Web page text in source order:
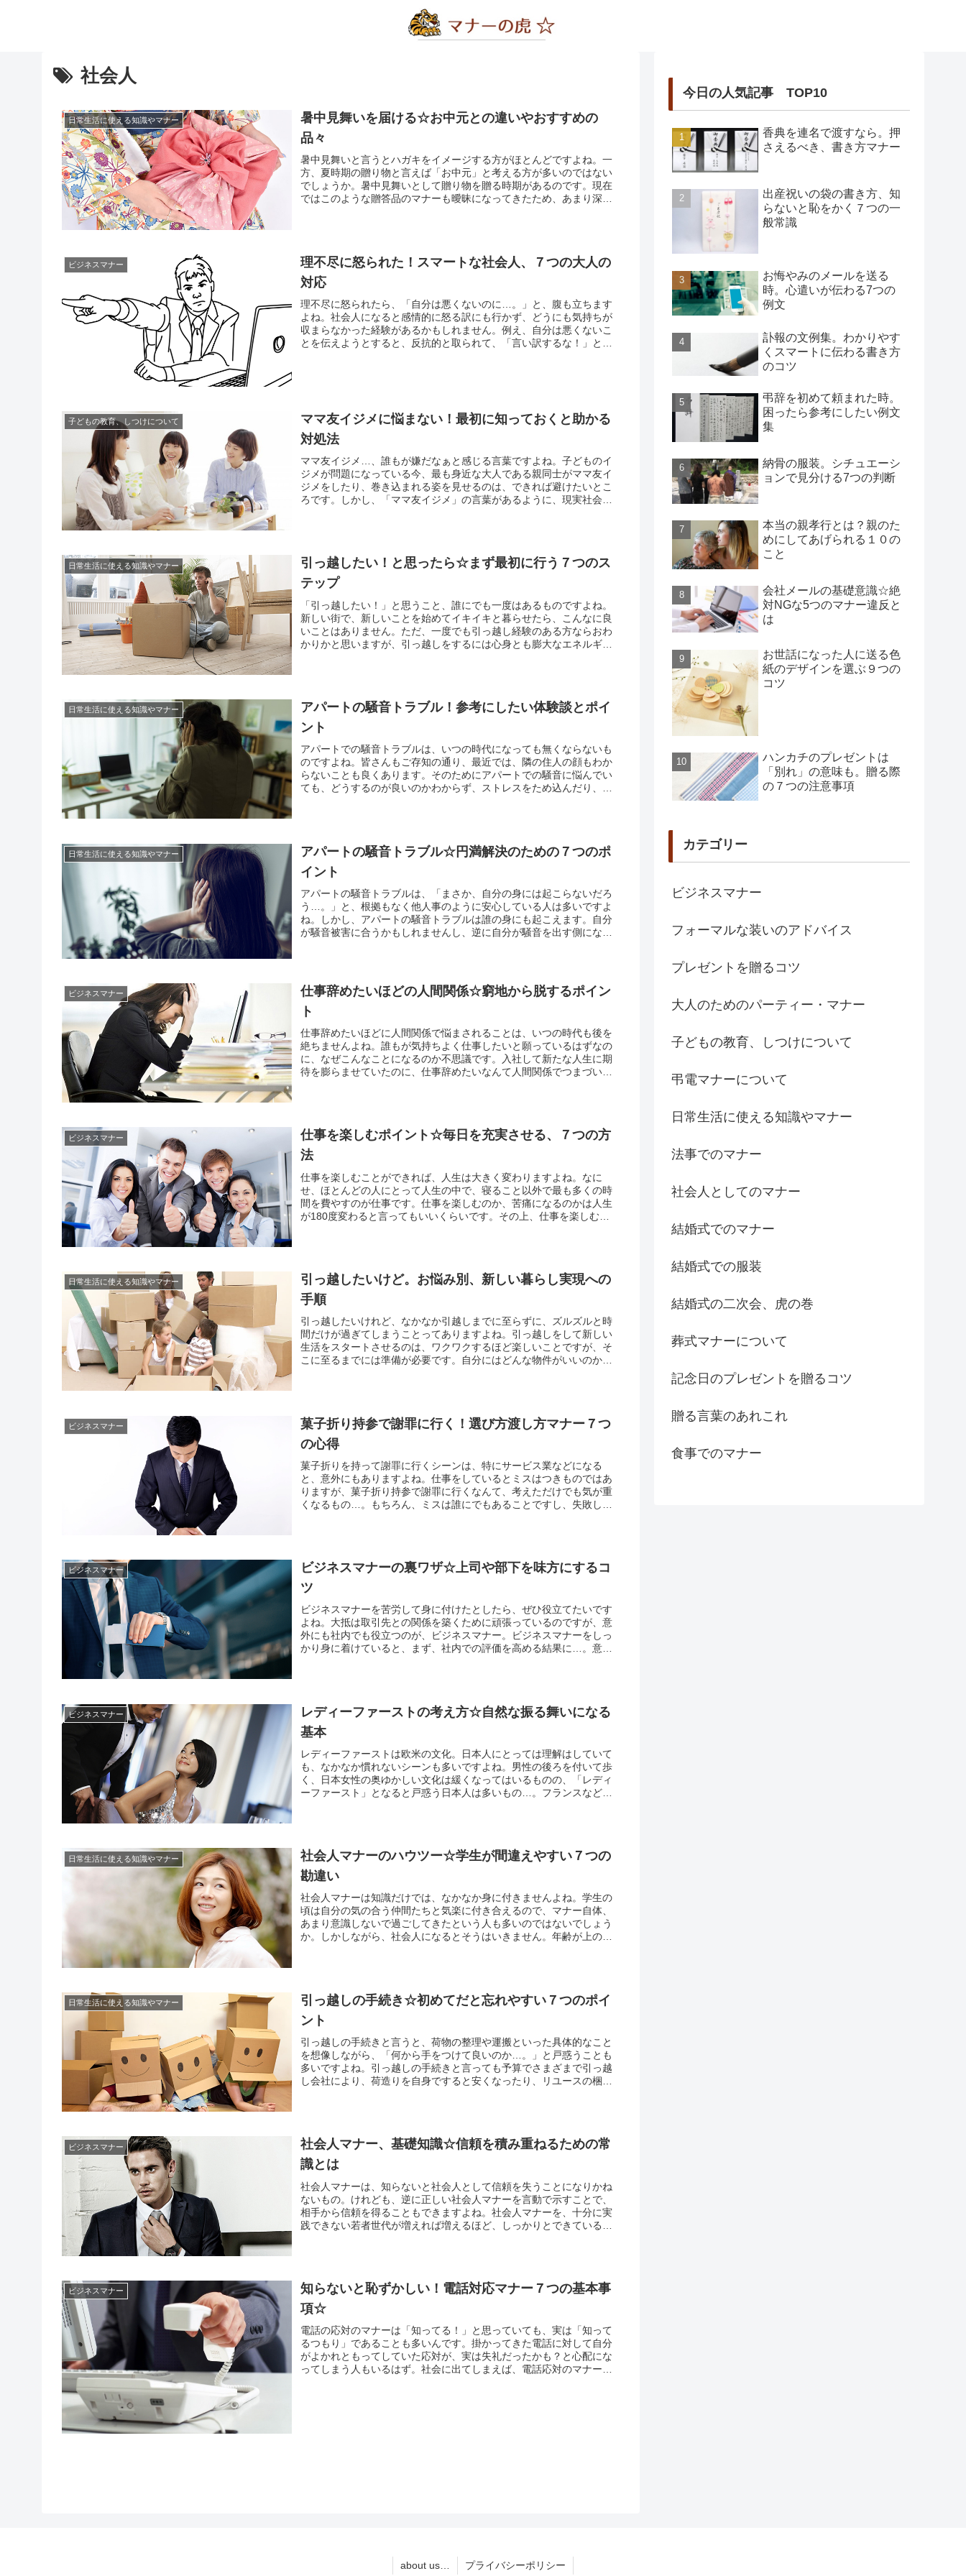
社会人
日常生活に使える知識やマナー
暑中見舞いを届ける☆お中元との違いやおすすめの
品々
暑中見舞いと言うとハガキをイメージする方がほとんどですよね。一
方、夏時期の贈り物と言えば「お中元」と考える方が多いのではない
でしょうか。暑中見舞いとして贈り物を贈る時期があるのです。現在
ではこのような贈答品のマナーも曖昧になってきたため、あまり深く
ビジネスマナー
理不尽に怒られた！スマートな社会人、７つの大人の
対応
理不尽に怒られたら、「自分は悪くないのに…。」と、腹も立ちます
よね。社会人になると感情的に怒る訳にも行かず、どうにも気持ちが
収まらなかった経験があるかもしれません。例え、自分は悪くないこ
とを伝えようとすると、反抗的と取られて、「言い訳するな！」とさ
子どもの教育、しつけについて
ママ友イジメに悩まない！最初に知っておくと助かる
対処法
ママ友イジメ…、誰もが嫌だなぁと感じる言葉ですよね。子どものイ
ジメが問題になっている今、最も身近な大人である親同士がママ友イ
ジメをしたり、巻き込まれる姿を見せるのは、できれば避けたいとこ
ろです。しかし、「ママ友イジメ」の言葉があるように、現実社会で
日常生活に使える知識やマナー
引っ越したい！と思ったら☆まず最初に行う７つのス
テップ
「引っ越したい！」と思うこと、誰にでも一度はあるものですよね。
新しい街で、新しいことを始めてイキイキと暮らせたら、こんなに良
いことはありません。ただ、一度でも引っ越し経験のある方ならおわ
かりかと思いますが、引っ越しをするには心身とも膨大なエネルギー
日常生活に使える知識やマナー
アパートの騒音トラブル！参考にしたい体験談とポイ
ント
アパートでの騒音トラブルは、いつの時代になっても無くならないも
のですよね。皆さんもご存知の通り、最近では、隣の住人の顔もわか
らないことも良くあります。そのためにアパートでの騒音に悩んでい
ても、どうするのが良いのかわからず、ストレスをため込んだり、心
日常生活に使える知識やマナー
アパートの騒音トラブル☆円満解決のための７つのポ
イント
アパートの騒音トラブルは、「まさか、自分の身には起こらないだろ
う…。」と、根拠もなく他人事のように安心している人は多いですよ
ね。しかし、アパートの騒音トラブルは誰の身にも起こえます。自分
が騒音被害に合うかもしれませんし、逆に自分が騒音を出す側になっ
ビジネスマナー
仕事辞めたいほどの人間関係☆窮地から脱するポイン
ト
仕事辞めたいほどに人間関係で悩まされることは、いつの時代も後を
絶ちませんよね。誰もが気持ちよく仕事したいと願っているはずなの
に、なぜこんなことになるのか不思議です。入社して新たな人生に期
待を膨らませていたのに、仕事辞めたいなんて人間関係でつまづいて
ビジネスマナー
仕事を楽しむポイント☆毎日を充実させる、７つの方
法
仕事を楽しむことができれば、人生は大きく変わりますよね。なに
せ、ほとんどの人にとって人生の中で、寝ること以外で最も多くの時
間を費やすのが仕事です。仕事を楽しむのか、苦痛になるのかは人生
が180度変わると言ってもいいくらいです。その上、仕事を楽しむ人
日常生活に使える知識やマナー
引っ越したいけど。お悩み別、新しい暮らし実現への
手順
引っ越したいけれど、なかなか引越しまでに至らずに、ズルズルと時
間だけが過ぎてしまうことってありますよね。引っ越しをして新しい
生活をスタートさせるのは、ワクワクするほど楽しいことですが、そ
こに至るまでには準備が必要です。自分にはどんな物件がいいのかを
ビジネスマナー
菓子折り持参で謝罪に行く！選び方渡し方マナー７つ
の心得
菓子折りを持って謝罪に行くシーンは、特にサービス業などになる
と、意外にもありますよね。仕事をしているとミスはつきものではあ
りますが、菓子折り持参で謝罪に行くなんて、考えただけでも気が重
くなるもの…。もちろん、ミスは誰にでもあることですし、失敗して
ビジネスマナー
ビジネスマナーの裏ワザ☆上司や部下を味方にするコ
ツ
ビジネスマナーを苦労して身に付けたとしたら、ぜひ役立てたいです
よね。大抵は取引先との関係を築くために頑張っているのですが、意
外にも社内でも役立つのが、ビジネスマナー。ビジネスマナーをしっ
かり身に着けていると、まず、社内での評価を高める結果に…。意外
ビジネスマナー
レディーファーストの考え方☆自然な振る舞いになる
基本
レディーファーストは欧米の文化。日本人にとっては理解はしていて
も、なかなか慣れないシーンも多いですよね。男性の後ろを付いて歩
く、日本女性の奥ゆかしい文化は緩くなってはいるものの、「レディ
ーファースト」となると戸惑う日本人は多いもの…。フランスなどの
日常生活に使える知識やマナー
社会人マナーのハウツー☆学生が間違えやすい７つの
勘違い
社会人マナーは知識だけでは、なかなか身に付きませんよね。学生の
頃は自分の気の合う仲間たちと気楽に付き合えるので、マナー自体、
あまり意識しないで過ごしてきたという人も多いのではないでしょう
か。しかしながら、社会人になるとそうはいきません。年齢が上の人
日常生活に使える知識やマナー
引っ越しの手続き☆初めてだと忘れやすい７つのポイ
ント
引っ越しの手続きと言うと、荷物の整理や運搬といった具体的なこと
を想像しながら、「何から手をつけて良いのか…。」と戸惑うことも
多いですよね。引っ越しの手続きと言っても予算でさまざまで引っ越
し会社により、荷造りを自身ですると安くなったり、リユースの梱包
ビジネスマナー
社会人マナー、基礎知識☆信頼を積み重ねるための常
識とは
社会人マナーは、知らないと社会人として信頼を失うことになりかね
ないもの。けれども、逆に正しい社会人マナーを言動で示すことで、
相手から信頼を得ることもできますよね。社会人マナーを、十分に実
践できない若者世代が増えれば増えるほど、しっかりとできている人
ビジネスマナー
知らないと恥ずかしい！電話対応マナー７つの基本事
項☆
電話の応対のマナーは「知ってる！」と思っていても、実は「知って
るつもり」であることも多いんです。掛かってきた電話に対して自分
がよかれともってしていた応対が、実は失礼だったかも？と心配にな
ってしまう人もいるはず。社会に出てしまえば、電話応対のマナーが
今日の人気記事 TOP10
香典を連名で渡すなら。押
さえるべき、書き方マナー
出産祝いの袋の書き方、知
らないと恥をかく７つの一
般常識
お悔やみのメールを送る
時。心遣いが伝わる7つの
例文
訃報の文例集。わかりやす
くスマートに伝わる書き方
のコツ
弔辞を初めて頼まれた時。
困ったら参考にしたい例文
集
納骨の服装。シチュエーシ
ョンで見分ける7つの判断
本当の親孝行とは？親のた
めにしてあげられる１０の
こと
会社メールの基礎意識☆絶
対NGな5つのマナー違反と
は
お世話になった人に送る色
紙のデザインを選ぶ９つの
コツ
ハンカチのプレゼントは
「別れ」の意味も。贈る際
の７つの注意事項
カテゴリー
ビジネスマナー
フォーマルな装いのアドバイス
プレゼントを贈るコツ
大人のためのパーティー・マナー
子どもの教育、しつけについて
弔電マナーについて
日常生活に使える知識やマナー
法事でのマナー
社会人としてのマナー
結婚式でのマナー
結婚式での服装
結婚式の二次会、虎の巻
葬式マナーについて
記念日のプレゼントを贈るコツ
贈る言葉のあれこれ
食事でのマナー
about us… プライバシーポリシー